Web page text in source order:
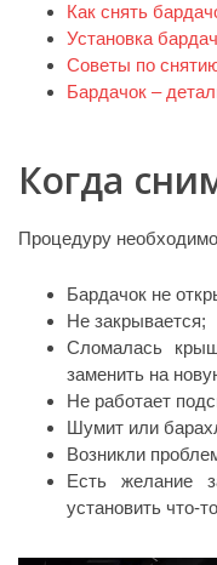
Как снять
Установка
Советы по
Бардачок –
Когда
Процедуру
Бардачок не
Не закрывается;
Сломалась
заменить на
Не работает
Шумит или
Возникли
Есть желание
установить что-